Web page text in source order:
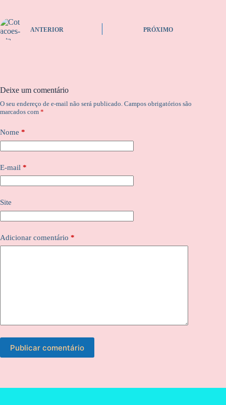
ANTERIOR PRÓXIMO
Deixe um comentário
O seu endereço de e-mail não será publicado. Campos obrigatórios são
marcados com *
Nome *
E-mail *
Site
Adicionar comentário *
Publicar comentário